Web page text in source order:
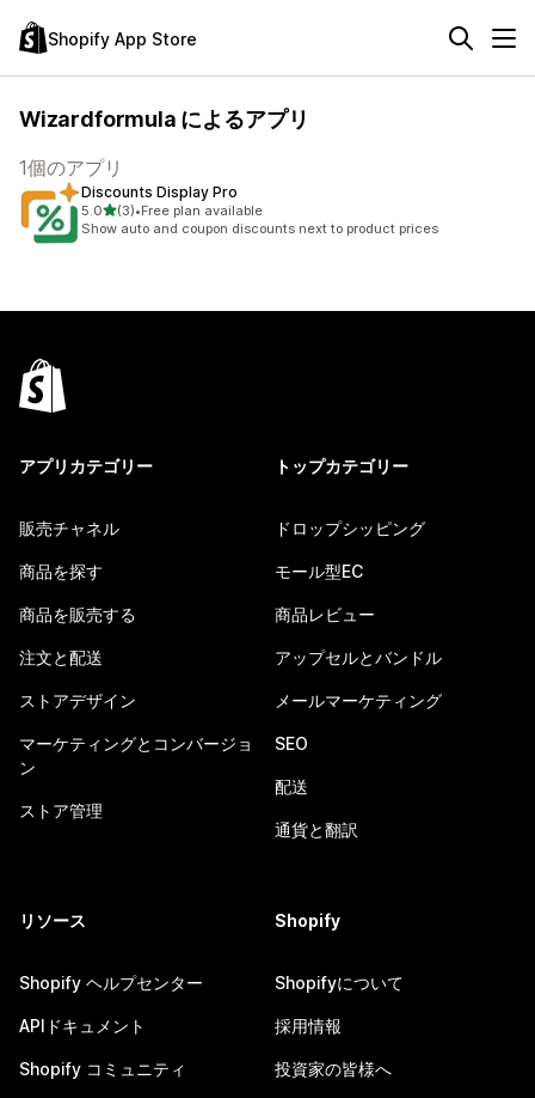
Shopify App Store
Wizardformula によるアプリ
1個のアプリ
Discounts Display Pro
5.05つ星中
(3)
合計レビュー数：3件
•Free plan available
Show auto and coupon discounts next to product prices
アプリカテゴリー
販売チャネル
商品を探す
商品を販売する
注文と配送
ストアデザイン
マーケティングとコンバージョ
ン
ストア管理
トップカテゴリー
ドロップシッピング
モール型EC
商品レビュー
アップセルとバンドル
メールマーケティング
SEO
配送
通貨と翻訳
リソース
Shopify ヘルプセンター
APIドキュメント
Shopify コミュニティ
Shopify
Shopifyについて
採用情報
投資家の皆様へ